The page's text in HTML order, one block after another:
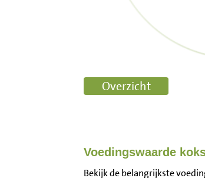
Voedingswaarde
Bekijk de belangrijkste